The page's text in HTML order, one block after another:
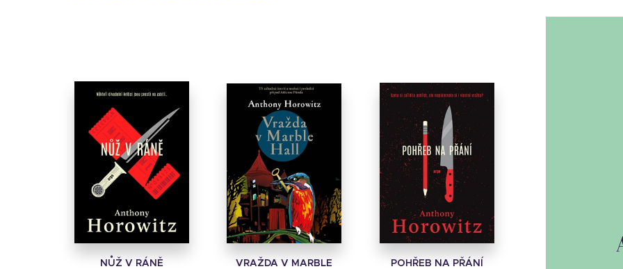
NŮŽ V RÁNĚ
VRAŽDA V MARBLE
POHŘEB NA PŘÁNÍ